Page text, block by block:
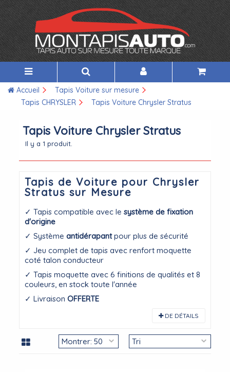
Accueil
Tapis Voiture sur mesure
Tapis CHRYSLER
Tapis Voiture Chrysler Stratus
Tapis Voiture Chrysler Stratus
Il y a 1 produit.
Tapis de Voiture pour Chrysler
Stratus sur Mesure
✓ Tapis compatible avec lesystème de fixation
d'origine
✓ Systèmeantidérapantpour plus de sécurité
✓ Jeu complet de tapis avec renfort moquette
coté talon conducteur
✓ Tapis moquette avec 6 finitions de qualités et 8
couleurs, en stock toute l'année
✓ LivraisonOFFERTE
DE DÉTAILS